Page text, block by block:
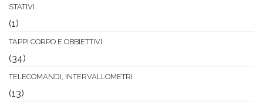
STATIVI
(1)
TAPPI CORPO E OBBIETTIVI
(34)
TELECOMANDI, INTERVALLOMETRI
(13)